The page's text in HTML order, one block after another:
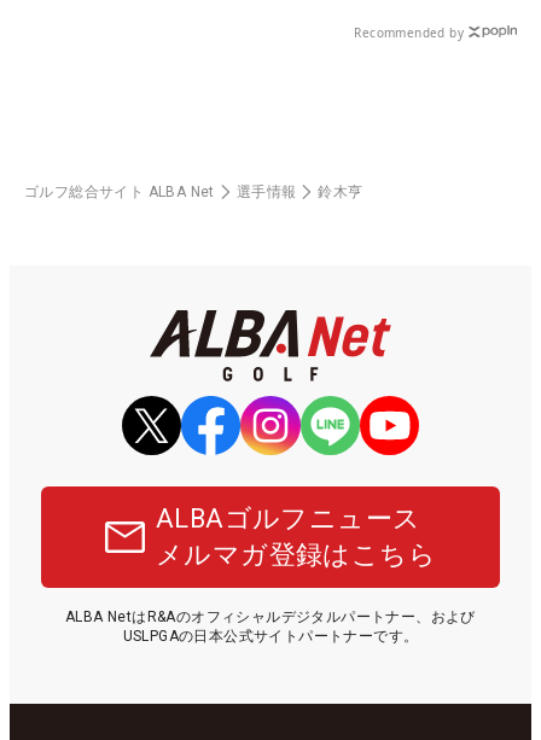
Recommended by
ゴルフ総合サイト ALBA Net 選手情報 鈴木亨
ALBAゴルフニュース
メルマガ登録はこちら
ALBA NetはR&Aのオフィシャルデジタルパートナー、および
USLPGAの日本公式サイトパートナーです。